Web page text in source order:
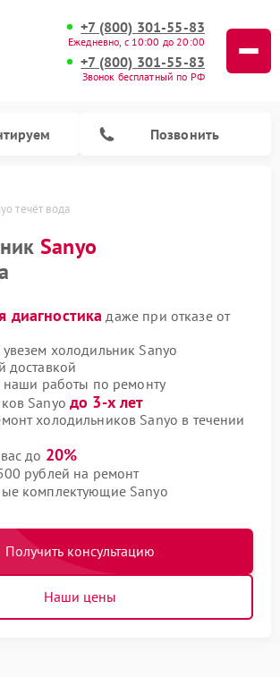
+7 (800) 301-55-83
Ежедневно, с 10:00 до 20:00
+7 (800) 301-55-83
Звонок бесплатный по РФ
Позвонить
течёт вода
Sanyo
диагностика даже при отказе от
холодильник Sanyo
доставкой
наши работы по ремонту
Sanyoдо 3-х лет
холодильников Sanyo в течении
до 20%
рублей на ремонт
комплектующие Sanyo
Получить консультацию
Наши цены